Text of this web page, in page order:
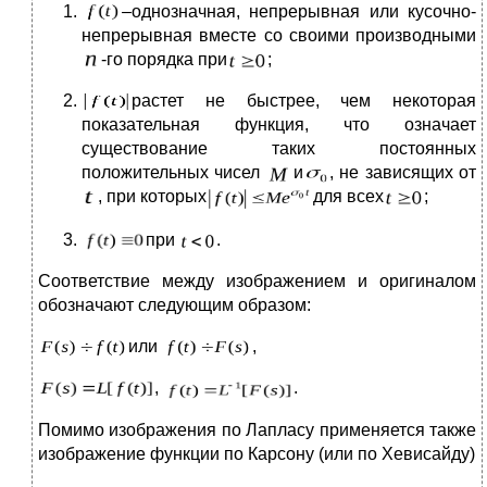
–однозначная, непрерывная или кусочно-
непрерывная вместе со своими производными
-го порядка при
;
растет не быстрее, чем некоторая
показательная функция, что означает
существование таких постоянных
положительных чисел
и
, не зависящих от
, при которых
для всех ;
при .
Соответствие между изображением и оригиналом
обозначают следующим образом:
или ,
, .
Помимо изображения по Лапласу применяется также
изображение функции по Карсону (или по Хевисайду)